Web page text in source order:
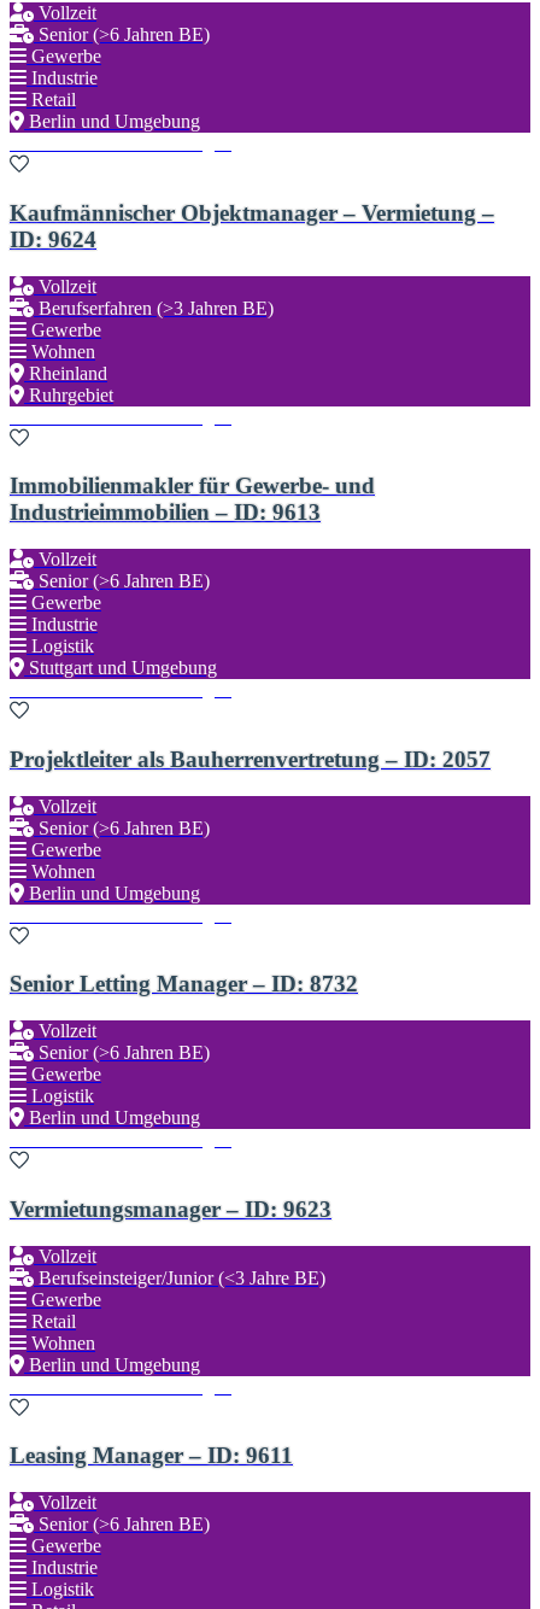
Vollzeit
Senior (>6 Jahren BE)
Gewerbe
Industrie
Retail
Berlin und Umgebung
Kaufmännischer Objektmanager – Vermietung –
ID: 9624
Vollzeit
Berufserfahren (>3 Jahren BE)
Gewerbe
Wohnen
Rheinland
Ruhrgebiet
Immobilienmakler für Gewerbe- und
Industrieimmobilien – ID: 9613
Vollzeit
Senior (>6 Jahren BE)
Gewerbe
Industrie
Logistik
Stuttgart und Umgebung
Projektleiter als Bauherrenvertretung – ID: 2057
Vollzeit
Senior (>6 Jahren BE)
Gewerbe
Wohnen
Berlin und Umgebung
Senior Letting Manager – ID: 8732
Vollzeit
Senior (>6 Jahren BE)
Gewerbe
Logistik
Berlin und Umgebung
Vermietungsmanager – ID: 9623
Vollzeit
Berufseinsteiger/Junior (<3 Jahre BE)
Gewerbe
Retail
Wohnen
Berlin und Umgebung
Leasing Manager – ID: 9611
Vollzeit
Senior (>6 Jahren BE)
Gewerbe
Industrie
Logistik